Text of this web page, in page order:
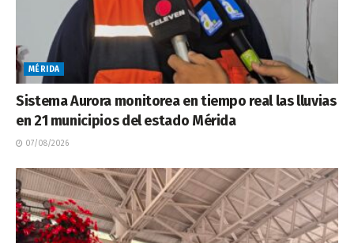
MÉRIDA
Sistema Aurora monitorea en tiempo real las lluvias
en 21 municipios del estado Mérida
07/08/2026